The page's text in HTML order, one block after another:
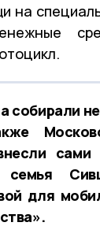
на
собирали
семья
для